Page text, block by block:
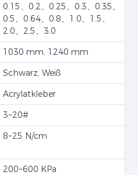
0.15、0.2、0.25、0.3、0.35、
0.5、0.64、0.8、1.0、1.5、
2.0、2.5、3.0
1030 mm, 1240 mm
Schwarz, Weiß
Acrylatkleber
3~20#
8~25 N/cm
200~600 KPa